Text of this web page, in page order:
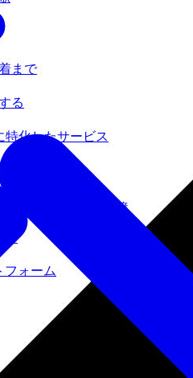
まで
る
特化したサービス
オールインワン環境
フォーム
る